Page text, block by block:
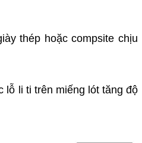
thép hoặc compsite chịu
lỗ li ti trên miếng lót tăng độ